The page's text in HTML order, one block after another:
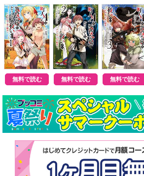
無料で読む 無料で読む 無料で読む